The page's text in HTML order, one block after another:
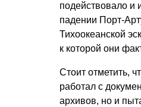
подействовало и
падении Порт-
Тихоокеанской
к которой они
Стоит отметить,
работал с
архивов, но и